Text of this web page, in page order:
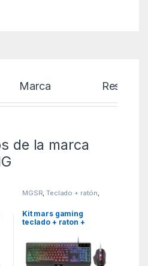
Marca Reseñas
de la marca
MGSR,Teclado + ratón,
Kit mars gaming
teclado + raton +